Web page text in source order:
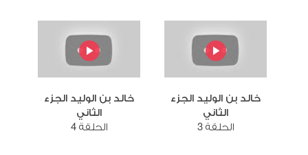
خالد بن الوليد الجزء
الثاني
الحلقة 3
خالد بن الوليد الجزء
الثاني
الحلقة 4